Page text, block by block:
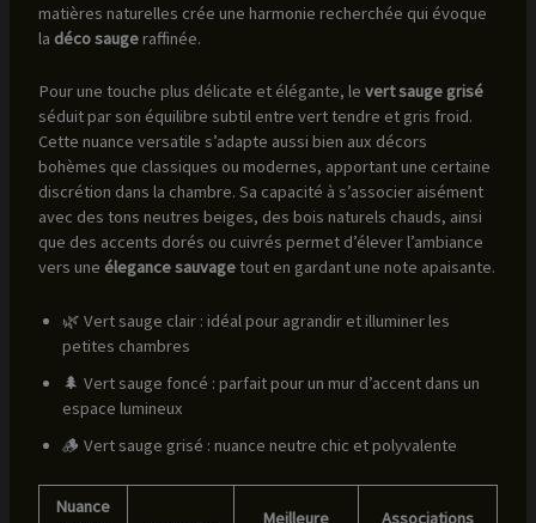
matières naturelles crée une harmonie recherchée qui évoque
la déco saugeraffinée.
Pour une touche plus délicate et élégante, le vert sauge grisé
séduit par son équilibre subtil entre vert tendre et gris froid.
Cette nuance versatile s’adapte aussi bien aux décors
bohèmes que classiques ou modernes, apportant une certaine
discrétion dans la chambre. Sa capacité à s’associer aisément
avec des tons neutres beiges, des bois naturels chauds, ainsi
que des accents dorés ou cuivrés permet d’élever l’ambiance
vers une élegance sauvagetout en gardant une note apaisante.
🌿 Vert sauge clair : idéal pour agrandir et illuminer les
petites chambres
🌲 Vert sauge foncé : parfait pour un mur d’accent dans un
espace lumineux
🪵 Vert sauge grisé : nuance neutre chic et polyvalente
Nuance
Meilleure
Associations